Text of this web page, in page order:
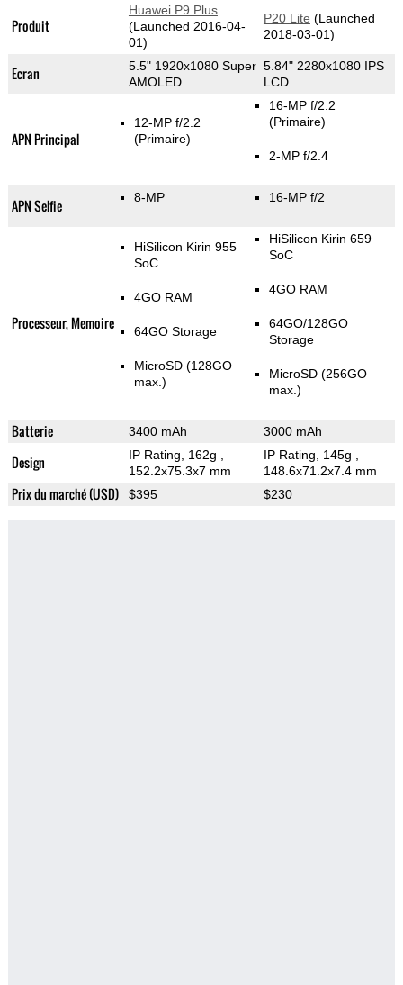
Produit
Huawei P9 Plus
(Launched 2016-04-
01)
P20 Lite (Launched
2018-03-01)
Ecran
5.5" 1920x1080 Super
AMOLED
5.84" 2280x1080 IPS
LCD
APN Principal
12-MP f/2.2
(Primaire)
16-MP f/2.2
(Primaire)
2-MP f/2.4
APN Selfie 8-MP 16-MP f/2
Processeur, Memoire
HiSilicon Kirin 955
SoC
4GO RAM
64GO Storage
MicroSD (128GO
max.)
HiSilicon Kirin 659
SoC
4GO RAM
64GO/128GO
Storage
MicroSD (256GO
max.)
Batterie 3400 mAh 3000 mAh
Design IP Rating, 162g
152.2x75.3x7 mm
IP Rating, 145g
148.6x71.2x7.4 mm
Prix du marché (USD) $395 $230